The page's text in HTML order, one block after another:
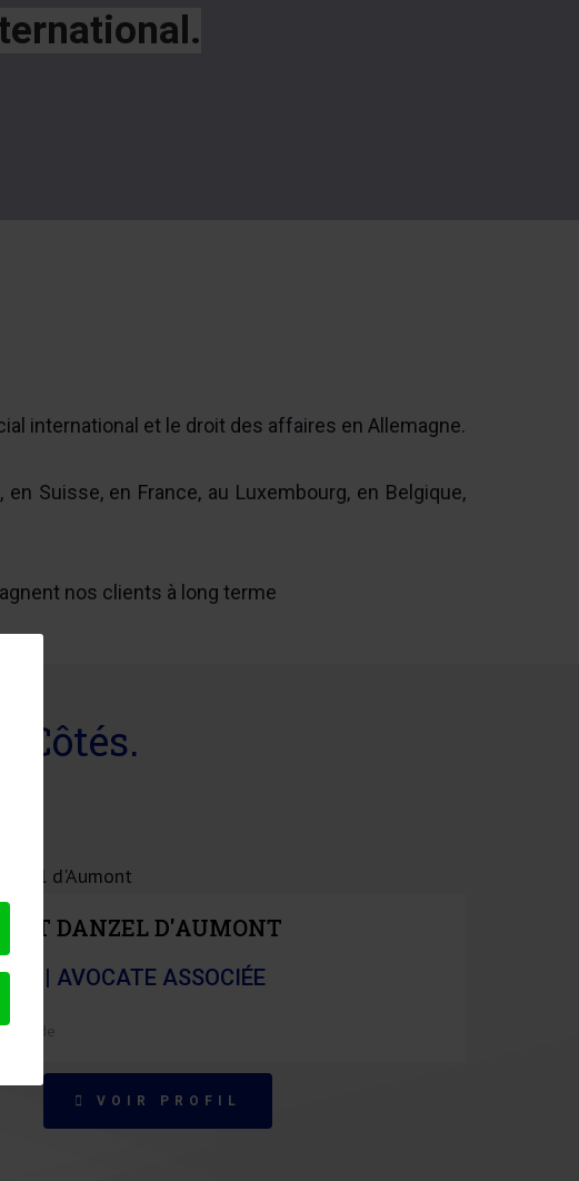
international et le droit des affaires en Allemagne.
Suisse, en France, au Luxembourg, en Belgique,
nos clients à long terme
Côtés.
DANZEL D'AUMONT
| AVOCATE ASSOCIÉE
VOIR PROFIL